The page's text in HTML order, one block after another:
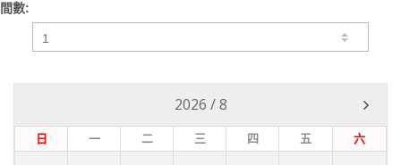
間數:
2026 /8
日 一 二 三 四 五 六